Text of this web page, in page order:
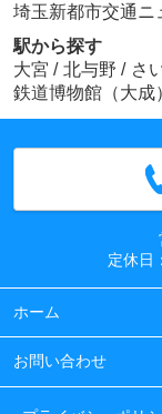
埼玉新都市交通ニ
駅から探す
大宮 / 北与野 / さ
鉄道博物館（大成
定休日：
ホーム
お問い合わせ